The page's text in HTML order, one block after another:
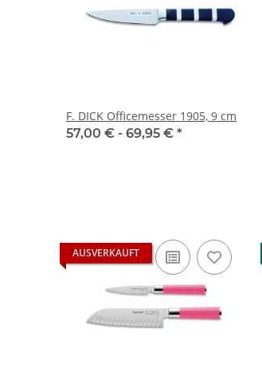
F. DICK Officemesser 1905, 9 cm
57,00 € - 69,95 € *
AUSVERKAUFT